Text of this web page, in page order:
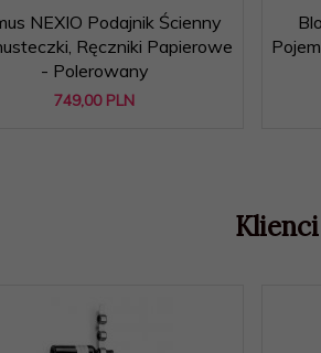
NEXIO Podajnik Ścienny
Ręczniki Papierowe
- Polerowany
749,00 PLN